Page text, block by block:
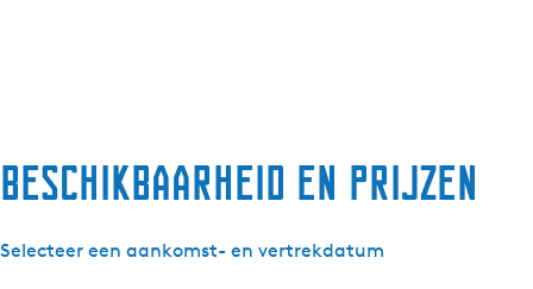
Beschikbaarheid en prijzen
Selecteer een aankomst- en vertrekdatum